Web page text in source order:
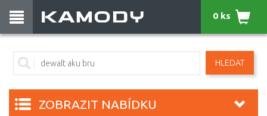
HLEDAT
0 ks
ZOBRAZIT NABÍDKU